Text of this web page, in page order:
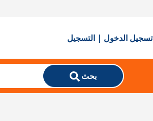
تسجيل الدخول | التسجيل
بحث